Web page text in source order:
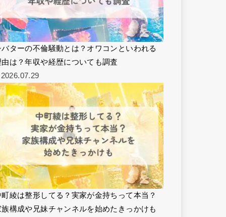
バターの不倫騒動とは？オワコンといわれる
由は？年収や経歴についても調査
2026.07.29
町綾は整形してる？実家が金持ちって本当？
族構成や兄妹チャンネルを始めたきっかけも